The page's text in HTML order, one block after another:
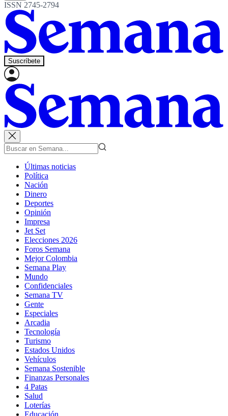
ISSN 2745-2794
Suscríbete
Últimas noticias
Política
Nación
Dinero
Deportes
Opinión
Impresa
Jet Set
Elecciones 2026
Foros Semana
Mejor Colombia
Semana Play
Mundo
Confidenciales
Semana TV
Gente
Especiales
Arcadia
Tecnología
Turismo
Estados Unidos
Vehículos
Semana Sostenible
Finanzas Personales
4 Patas
Salud
Loterías
Educación